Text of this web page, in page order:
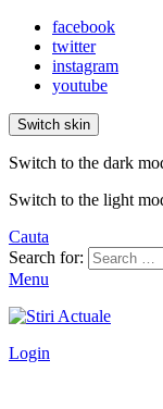
facebook
twitter
instagram
youtube
Switch skin
Switch to the dark
Switch to the light
Cauta
Search for:
Menu
Login